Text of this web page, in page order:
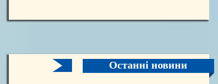
Останні новини